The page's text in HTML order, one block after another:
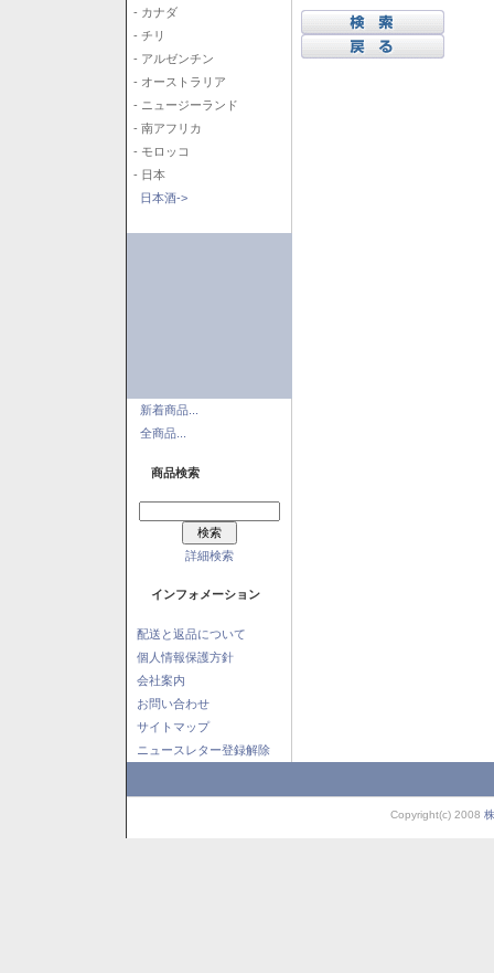
- カナダ
- チリ
- アルゼンチン
- オーストラリア
- ニュージーランド
- 南アフリカ
- モロッコ
- 日本
日本酒->
新着商品...
全商品...
商品検索
詳細検索
インフォメーション
配送と返品について
個人情報保護方針
会社案内
お問い合わせ
サイトマップ
ニュースレター登録解除
Copyright(c) 2008